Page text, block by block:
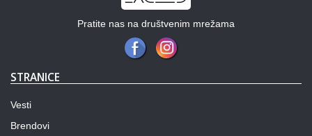
Pratite nas na društvenim mrežama
STRANICE
Vesti
Brendovi